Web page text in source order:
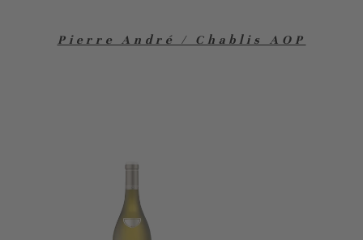
Pierre André / Chablis AOP